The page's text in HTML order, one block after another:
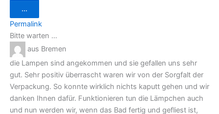
...
Metabox
ein-/ausblenden.
Permalink
Bitte warten …
aus Bremen
die Lampen sind angekommen und sie gefallen uns sehr
gut. Sehr positiv überrascht waren wir von der Sorgfalt der
Verpackung. So konnte wirklich nichts kaputt gehen und wir
danken Ihnen dafür. Funktionieren tun die Lämpchen auch
und nun werden wir, wenn das Bad fertig und gefliest ist,